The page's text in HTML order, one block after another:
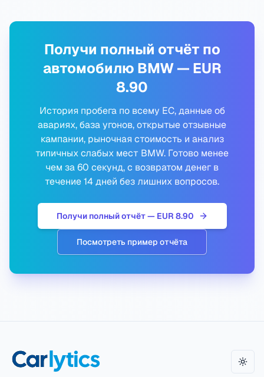
Получи полный отчёт по
автомобилю BMW — EUR
8.90
История пробега по всему ЕС, данные об
авариях, база угонов, открытые отзывные
кампании, рыночная стоимость и анализ
типичных слабых мест BMW. Готово менее
чем за 60 секунд, с возвратом денег в
течение 14 дней без лишних вопросов.
Получи полный отчёт — EUR 8.90
Посмотреть пример отчёта